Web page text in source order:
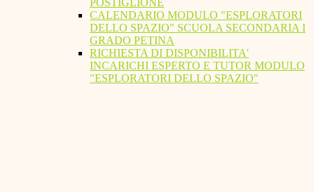
POSTIGLIONE
CALENDARIO MODULO "ESPLORATORI
DELLO SPAZIO" SCUOLA SECONDARIA I
GRADO PETINA
RICHIESTA DI DISPONIBILITA'
INCARICHI ESPERTO E TUTOR MODULO
"ESPLORATORI DELLO SPAZIO"